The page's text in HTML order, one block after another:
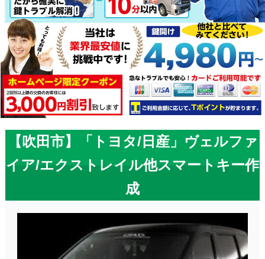
【吹田市】「トヨタ/日産」ヴェルファ
イア/エクストレイル他スマートキー作
成